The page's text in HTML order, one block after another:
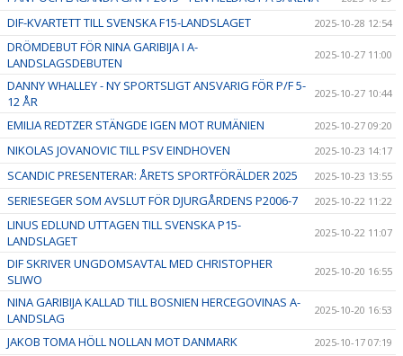
DIF-KVARTETT TILL SVENSKA F15-LANDSLAGET 2025-10-28 12:54
DRÖMDEBUT FÖR NINA GARIBIJA I A-
LANDSLAGSDEBUTEN
2025-10-27 11:00
DANNY WHALLEY - NY SPORTSLIGT ANSVARIG FÖR P/F 5-
12 ÅR
2025-10-27 10:44
EMILIA REDTZER STÄNGDE IGEN MOT RUMÄNIEN 2025-10-27 09:20
NIKOLAS JOVANOVIC TILL PSV EINDHOVEN 2025-10-23 14:17
SCANDIC PRESENTERAR: ÅRETS SPORTFÖRÄLDER 2025 2025-10-23 13:55
SERIESEGER SOM AVSLUT FÖR DJURGÅRDENS P2006-7 2025-10-22 11:22
LINUS EDLUND UTTAGEN TILL SVENSKA P15-
LANDSLAGET
2025-10-22 11:07
DIF SKRIVER UNGDOMSAVTAL MED CHRISTOPHER
SLIWO
2025-10-20 16:55
NINA GARIBIJA KALLAD TILL BOSNIEN HERCEGOVINAS A-
LANDSLAG
2025-10-20 16:53
JAKOB TOMA HÖLL NOLLAN MOT DANMARK 2025-10-17 07:19